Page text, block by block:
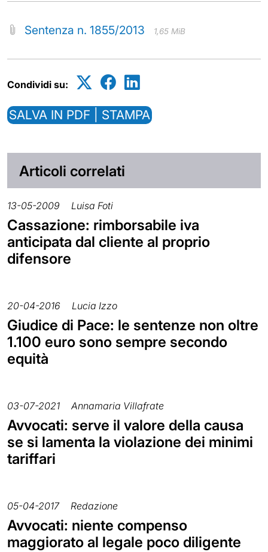
Sentenza n. 1855/2013 1,65 MiB
Condividi su:
SALVA IN PDF | STAMPA
Articoli correlati
13-05-2009 Luisa Foti
Cassazione: rimborsabile iva
anticipata dal cliente al proprio
difensore
20-04-2016 Lucia Izzo
Giudice di Pace: le sentenze non oltre
1.100 euro sono sempre secondo
equità
03-07-2021 Annamaria Villafrate
Avvocati: serve il valore della causa
se si lamenta la violazione dei minimi
tariffari
05-04-2017 Redazione
Avvocati: niente compenso
maggiorato al legale poco diligente